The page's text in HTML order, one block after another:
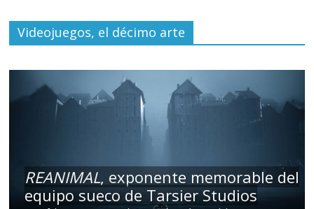
Videojuegos, el décimo arte
REANIMAL, exponente memorable del
equipo sueco de Tarsier Studios